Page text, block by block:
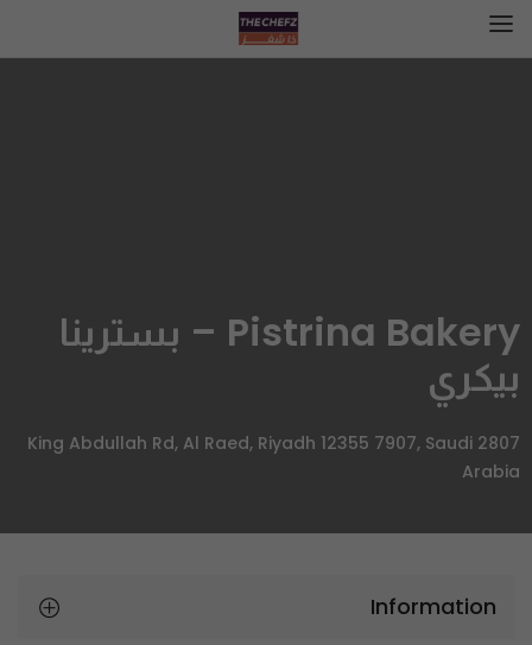
Pistrina Bakery – بسترينا
بيكري
2807 King Abdullah Rd, Al Raed, Riyadh 12355 7907, Saudi
Arabia
Information